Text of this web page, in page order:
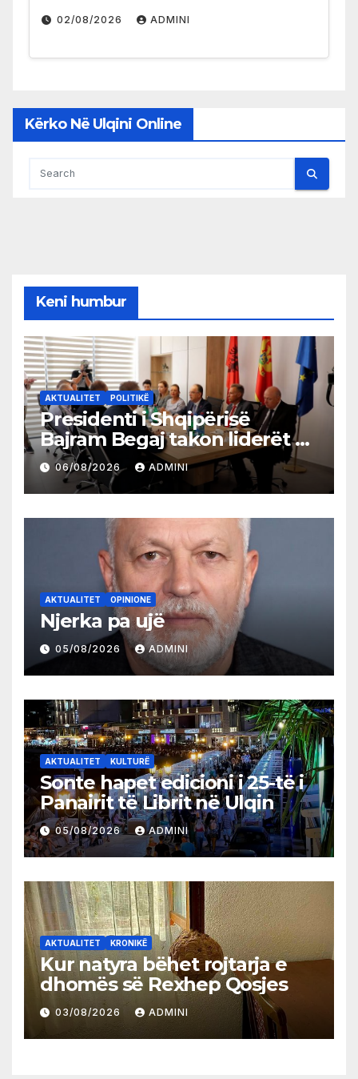
02/08/2026 ADMINI
Kërko Në Ulqini Online
Keni humbur
AKTUALITET POLITIKË
Presidenti i Shqipërisë
Bajram Begaj takon liderët e
partive shqiptare në Ulqin
06/08/2026 ADMINI
AKTUALITET OPINIONE
Njerka pa ujë
05/08/2026 ADMINI
AKTUALITET KULTURË
Sonte hapet edicioni i 25-të i
Panairit të Librit në Ulqin
05/08/2026 ADMINI
AKTUALITET KRONIKË
Kur natyra bëhet rojtarja e
dhomës së Rexhep Qosjes
03/08/2026 ADMINI